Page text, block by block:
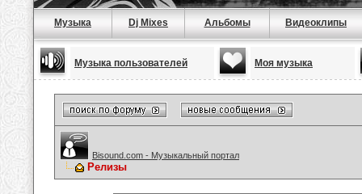
Музыка Dj Mixes Альбомы Видеоклипы
Музыка пользователей Моя музыка
Bisound.com - Музыкальный портал
Релизы